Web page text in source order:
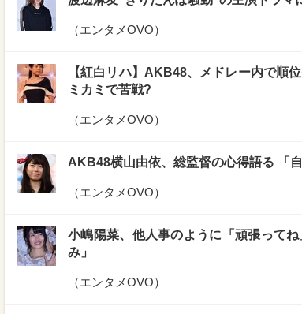
（エンタメOVO）
【紅白リハ】AKB48、メドレー内で順
ミカミで苦戦?
（エンタメOVO）
AKB48横山由依、総監督の心得語る 「
（エンタメOVO）
小嶋陽菜、他人事のように「頑張って
み」
（エンタメOVO）